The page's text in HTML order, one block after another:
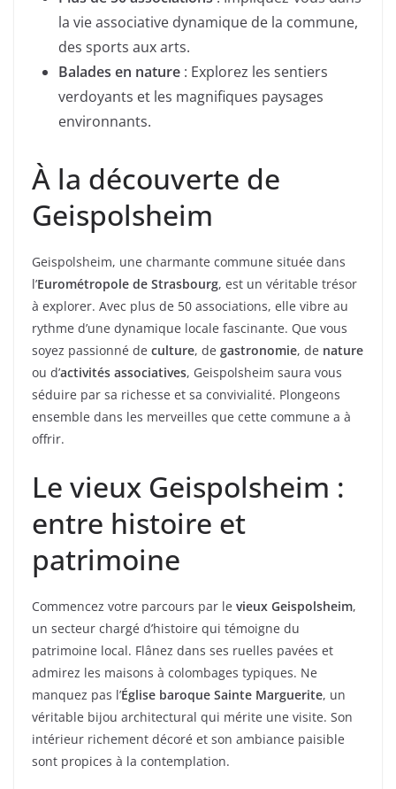
la vie associative dynamique de la commune,
des sports aux arts.
Balades en nature : Explorez les sentiers
verdoyants et les magnifiques paysages
environnants.
À la découverte de
Geispolsheim
Geispolsheim, une charmante commune située dans
l’Eurométropole de Strasbourg, est un véritable trésor
à explorer. Avec plus de 50 associations, elle vibre au
rythme d’une dynamique locale fascinante. Que vous
soyez passionné de culture, de gastronomie, de nature
ou d’activités associatives, Geispolsheim saura vous
séduire par sa richesse et sa convivialité. Plongeons
ensemble dans les merveilles que cette commune a à
offrir.
Le vieux Geispolsheim :
entre histoire et
patrimoine
Commencez votre parcours par le vieux Geispolsheim,
un secteur chargé d’histoire qui témoigne du
patrimoine local. Flânez dans ses ruelles pavées et
admirez les maisons à colombages typiques. Ne
manquez pas l’Église baroque Sainte Marguerite, un
véritable bijou architectural qui mérite une visite. Son
intérieur richement décoré et son ambiance paisible
sont propices à la contemplation.